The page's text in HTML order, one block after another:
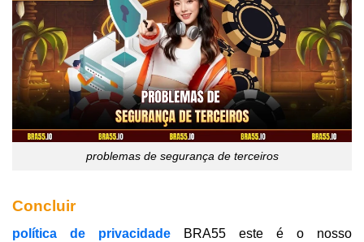
problemas de segurança de terceiros
Concluir
política de privacidade BRA55 este é o nosso